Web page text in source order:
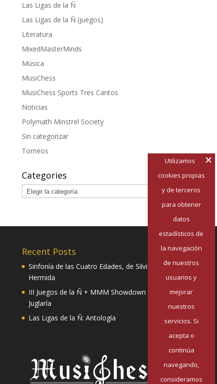
Las Ligas de la Ñ
Las Ligas de la Ñ (juegos)
Literatura
MixedMasterMinds
Música
MusiChess
MusiChess Sports Tres Cantos
Noticias
Polymath Minstrel Society
Sin categorizar
Torneos
Categories
Categories
Recent Posts
Sinfonía de las Cuatro Edades, de Silvia Pazos
Hermida
III Juegos de la Ñ + MMM Showdown II: Mester de
Juglaría
Las Ligas de la Ñ: Antología
Utilizamos
cookies propias
y de terceros
para obtener
datos
estadísticos de
la navegación
de nuestros
usuarios y
mejorar
nuestros
servicios. Si
acepta o
continúa
navegando,
consideramos